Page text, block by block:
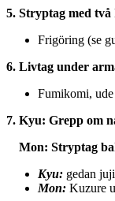
5. Stryptag med
Frigöring (se
6. Livtag under
Fumikomi,
7. Kyu: Grepp om
Mon: Stryptag
Kyu: gedan
Mon: Kuzure